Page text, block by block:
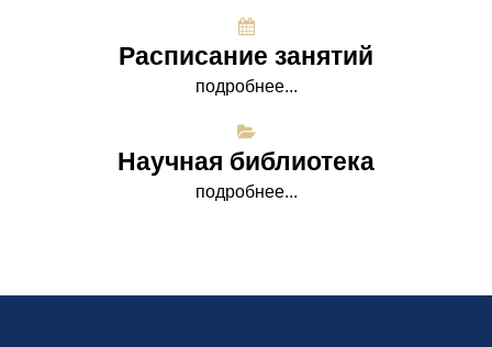
Расписание занятий
подробнее...
Научная библиотека
подробнее...